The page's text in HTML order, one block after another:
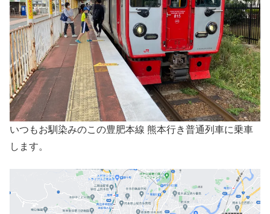
いつもお馴染みのこの豊肥本線 熊本行き普通列車に乗車
します。